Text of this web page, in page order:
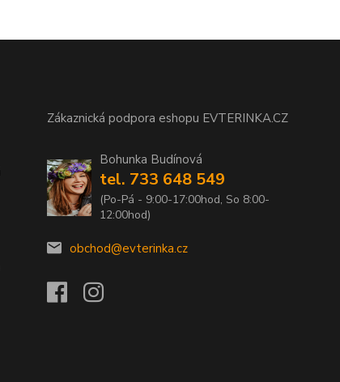
Zákaznická podpora eshopu EVTERINKA.CZ
Bohunka Budínová
tel. 733 648 549
(Po-Pá - 9:00-17:00hod, So 8:00-
12:00hod)
obchod@evterinka.cz